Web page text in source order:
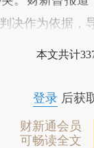
决作为依据，
本文共计
登录后获
财新通会员
可畅读全文